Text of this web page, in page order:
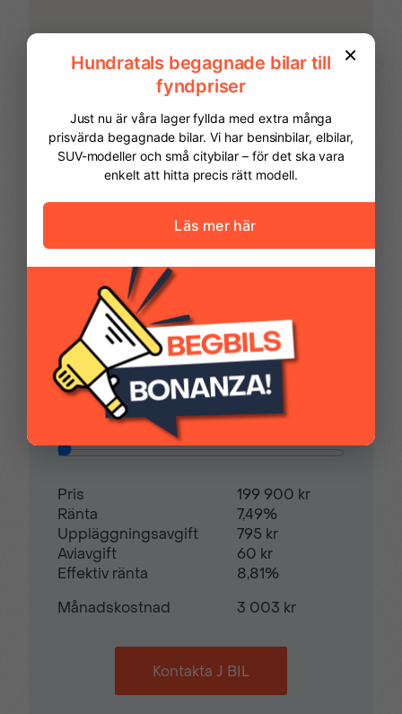
Start- & Stoppfunktion Stolvärme fram
Svensksåld Yttertemperaturmätare
FINANSIERING
Vi hjälper dig att ordna finansiering av
din bil. Här kan du räkna ut din
månadskostnad och även göra en
ansökan online.
Kontantinsats 49 975,00 kr
Avbetalningstid60månader
%
Pris
199 900 kr
Ränta
7,49%
Uppläggningsavgift
795 kr
Aviavgift
60 kr
Effektiv ränta
8,81%
Månadskostnad
3 003 kr
Kontakta J BIL